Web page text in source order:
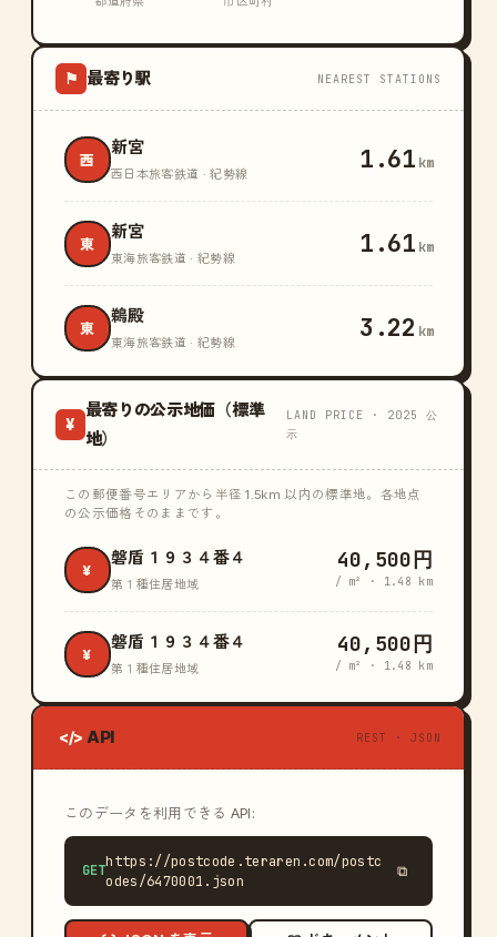
⚑ 最寄り駅 NEAREST STATIONS
西
新宮
西日本旅客鉄道 · 紀勢線 1.61 km
東
新宮
東海旅客鉄道 · 紀勢線 1.61 km
東
鵜殿
東海旅客鉄道 · 紀勢線 3.22 km
¥
最寄りの公示地価（標準
地）
LAND PRICE · 2025 公
示
この郵便番号エリアから半径 1.5km 以内の標準地。各地点
の公示価格そのままです。
¥
磐盾１９３４番４
第１種住居地域
40,500円
/ m² · 1.48 km
¥
磐盾１９３４番４
第１種住居地域
40,500円
/ m² · 1.48 km
</> API REST · JSON
このデータを利用できる API:
GET
https://postcode.teraren.com/postc
odes/6470001.json
⧉